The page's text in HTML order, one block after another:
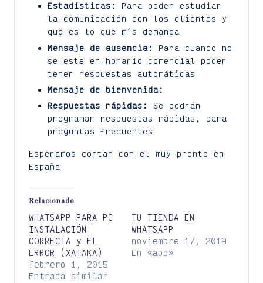
Estadísticas:
Para poder estudiar
la comunicación con los clientes y
que es lo que m´s demanda
Mensaje de ausencia:
Para cuando no
se este en horario comercial poder
tener respuestas automáticas
Mensaje de bienvenida:
Respuestas rápidas: Se podrán
programar respuestas rápidas, para
preguntas frecuentes
Esperamos contar con el muy pronto en
España
Relacionado
WHATSAPP PARA PC
INSTALACIÓN
CORRECTA y EL
ERROR (XATAKA)
febrero 1, 2015
Entrada similar
TU TIENDA EN
WHATSAPP
noviembre 17, 2019
En «app»